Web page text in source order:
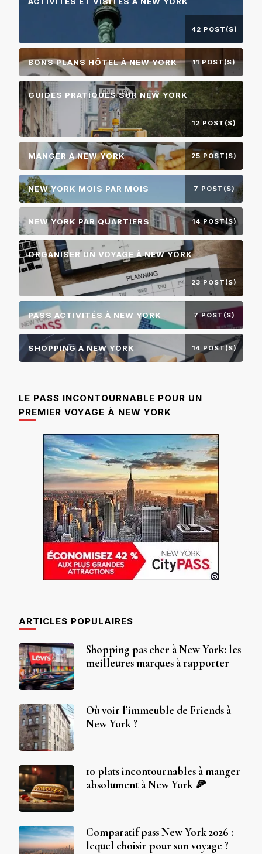
42 POST(S)
BONS PLANS HÔTEL À NEW YORK 11 POST(S)
GUIDES PRATIQUES SUR NEW YORK
12 POST(S)
MANGER À NEW YORK 25 POST(S)
NEW YORK MOIS PAR MOIS 7 POST(S)
NEW YORK PAR QUARTIERS 14 POST(S)
ORGANISER UN VOYAGE À NEW YORK
23 POST(S)
PASS ACTIVITÉS À NEW YORK 7 POST(S)
SHOPPING À NEW YORK 14 POST(S)
LE PASS INCONTOURNABLE POUR UN
PREMIER VOYAGE À NEW YORK
ARTICLES POPULAIRES
Shopping pas cher à New York: les
meilleures marques à rapporter
Où voir l’immeuble de Friends à
New York ?
10 plats incontournables à manger
absolument à New York 🍕
Comparatif pass New York 2026 :
lequel choisir pour son voyage ?